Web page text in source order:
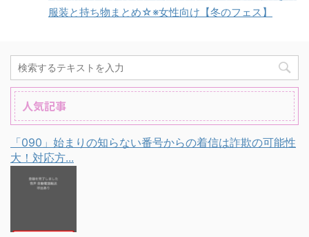
服装と持ち物まとめ☆※女性向け【冬のフェス】
人気記事
「090」始まりの知らない番号からの着信は詐欺の可能性
大！対応方...